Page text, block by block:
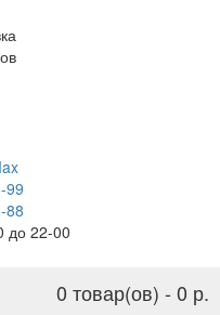
99
88
до 22-00
0 товар(ов) - 0 р.